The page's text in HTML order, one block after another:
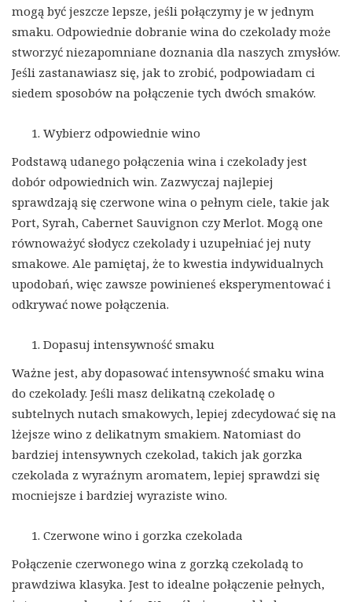
mogą być jeszcze lepsze, jeśli połączymy je w jednym
smaku. Odpowiednie dobranie wina do czekolady może
stworzyć niezapomniane doznania dla naszych zmysłów.
Jeśli zastanawiasz się, jak to zrobić, podpowiadam ci
siedem sposobów na połączenie tych dwóch smaków.
Wybierz odpowiednie wino
Podstawą udanego połączenia wina i czekolady jest
dobór odpowiednich win. Zazwyczaj najlepiej
sprawdzają się czerwone wina o pełnym ciele, takie jak
Port, Syrah, Cabernet Sauvignon czy Merlot. Mogą one
równoważyć słodycz czekolady i uzupełniać jej nuty
smakowe. Ale pamiętaj, że to kwestia indywidualnych
upodobań, więc zawsze powinieneś eksperymentować i
odkrywać nowe połączenia.
Dopasuj intensywność smaku
Ważne jest, aby dopasować intensywność smaku wina
do czekolady. Jeśli masz delikatną czekoladę o
subtelnych nutach smakowych, lepiej zdecydować się na
lżejsze wino z delikatnym smakiem. Natomiast do
bardziej intensywnych czekolad, takich jak gorzka
czekolada z wyraźnym aromatem, lepiej sprawdzi się
mocniejsze i bardziej wyraziste wino.
Czerwone wino i gorzka czekolada
Połączenie czerwonego wina z gorzką czekoladą to
prawdziwa klasyka. Jest to idealne połączenie pełnych,